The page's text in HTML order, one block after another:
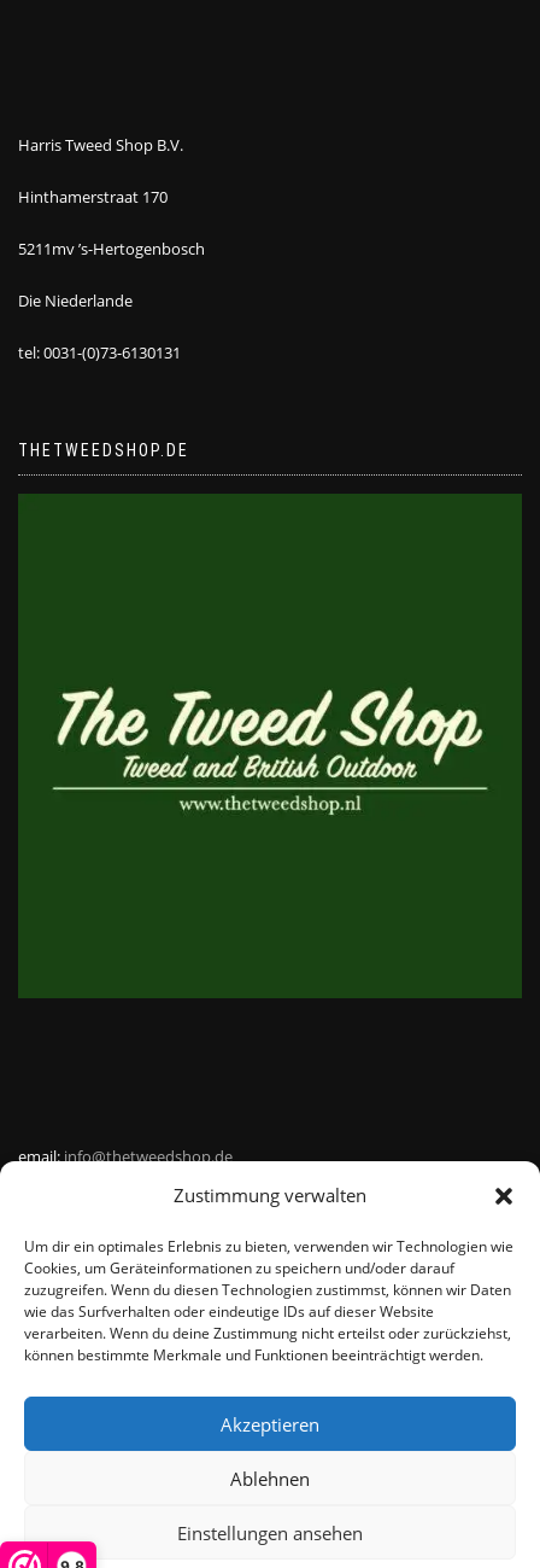
Zustimmung verwalten
Um dir ein optimales Erlebnis zu bieten, verwenden wir Technologien wie
Cookies, um Geräteinformationen zu speichern und/oder darauf
zuzugreifen. Wenn du diesen Technologien zustimmst, können wir Daten
wie das Surfverhalten oder eindeutige IDs auf dieser Website
verarbeiten. Wenn du deine Zustimmung nicht erteilst oder zurückziehst,
können bestimmte Merkmale und Funktionen beeinträchtigt werden.
Akzeptieren
Ablehnen
Einstellungen ansehen
Harris Tweed Shop B.V.
Hinthamerstraat 170
5211mv ’s-Hertogenbosch
Die Niederlande
tel: 0031-(0)73-6130131
THETWEEDSHOP.DE
email:info@thetweedshop.de
Kvk Nummer: 88959732
MWSnr: NL864836247B01
© THEMEISLE, ALL RIGHTS RESERVED
De waardering van www.harristweed-shop.nl bij